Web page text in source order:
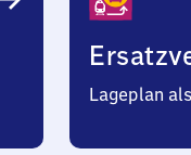
Lageplan